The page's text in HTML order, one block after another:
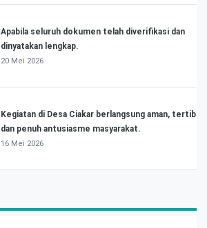
Apabila seluruh dokumen telah diverifikasi dan
dinyatakan lengkap.
20 Mei 2026
Kegiatan di Desa Ciakar berlangsung aman, tertib
dan penuh antusiasme masyarakat.
16 Mei 2026